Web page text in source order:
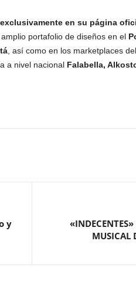
en su página
portafolio de diseños en el
, así como en los marketplaces
a nivel nacional Falabella,
y
MUSICAL